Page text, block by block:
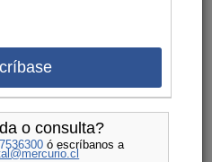
o consulta?
ó escríbanos a